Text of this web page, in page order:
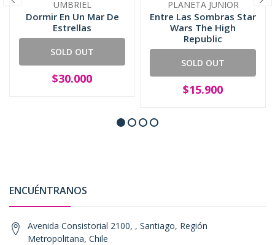
UMBRIEL
Dormir En Un Mar De
Estrellas
SOLD OUT
$30.000
PLANETA JUNIOR
Entre Las Sombras Star
Wars The High
Republic
SOLD OUT
$15.900
ENCUÉNTRANOS
Avenida Consistorial 2100, , Santiago, Región
Metropolitana, Chile